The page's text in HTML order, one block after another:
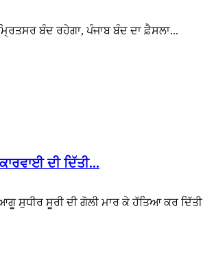
ਬੰਦ ਰਹੇਗਾ, ਪੰਜਾਬ ਬੰਦ ਦਾ ਫ਼ੈਸਲਾ...
ਦੀ ਦਿੱਤੀ...
ਸੁਧੀਰ ਸੂਰੀ ਦੀ ਗੋਲੀ ਮਾਰ ਕੇ ਹੱਤਿਆ ਕਰ